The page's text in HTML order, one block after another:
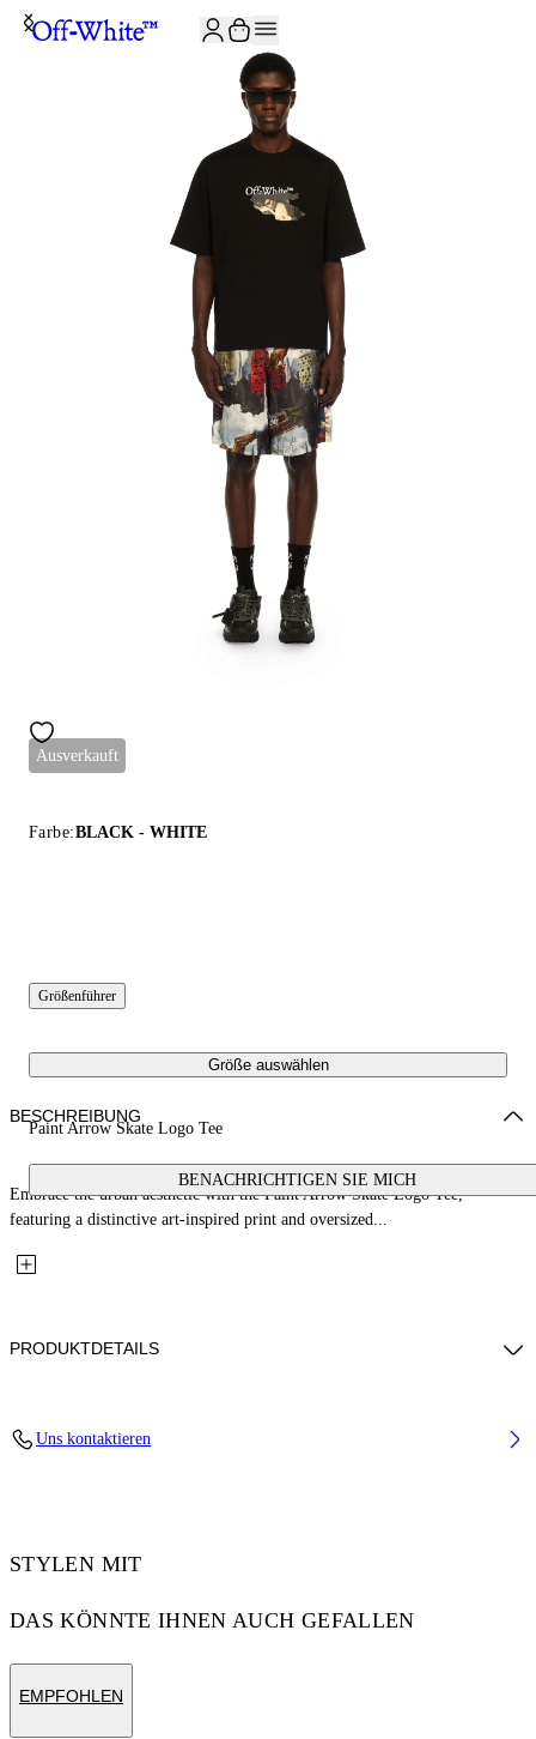
Ausverkauft
Farbe:BLACK - WHITE
Größenführer
Größe auswählen
Paint Arrow Skate Logo Tee
BENACHRICHTIGEN SIE MICH
BESCHREIBUNG
Embrace the urban aesthetic with the Paint Arrow Skate Logo Tee,
featuring a distinctive art-inspired print and oversized...
PRODUKTDETAILS
Uns kontaktieren
STYLEN MIT
DAS KÖNNTE IHNEN AUCH GEFALLEN
EMPFOHLEN